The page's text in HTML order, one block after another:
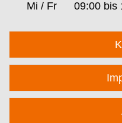
Mi / Fr
09:00 bis